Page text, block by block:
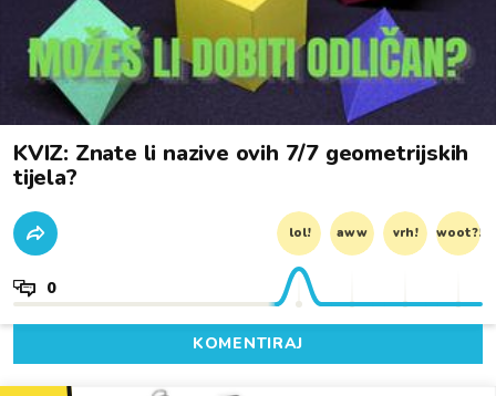
KVIZ: Znate li nazive ovih 7/7 geometrijskih
tijela?
lol! aww vrh! woot?!
0
KOMENTIRAJ